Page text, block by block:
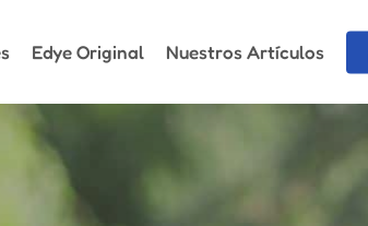
Edye Original Nuestros Artículos